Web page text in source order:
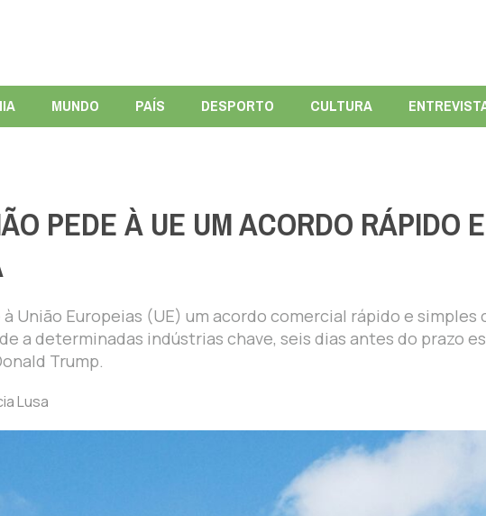
MUNDO PAÍS DESPORTO CULTURA
PEDE À UE UM ACORDO RÁPIDO E
União Europeias (UE) um acordo comercial rápido e simples
a determinadas indústrias chave, seis dias antes do prazo
Trump.
Lusa